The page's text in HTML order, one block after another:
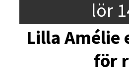
lör
Lilla Amélie
för